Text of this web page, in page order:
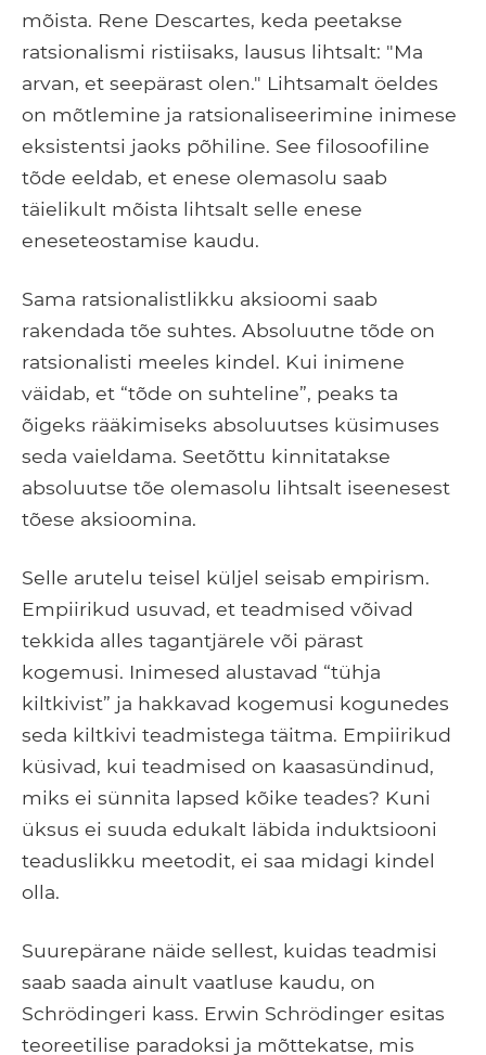
mõista. Rene Descartes, keda peetakse
ratsionalismi ristiisaks, lausus lihtsalt: "Ma
arvan, et seepärast olen." Lihtsamalt öeldes
on mõtlemine ja ratsionaliseerimine inimese
eksistentsi jaoks põhiline. See filosoofiline
tõde eeldab, et enese olemasolu saab
täielikult mõista lihtsalt selle enese
eneseteostamise kaudu.
Sama ratsionalistlikku aksioomi saab
rakendada tõe suhtes. Absoluutne tõde on
ratsionalisti meeles kindel. Kui inimene
väidab, et “tõde on suhteline”, peaks ta
õigeks rääkimiseks absoluutses küsimuses
seda vaieldama. Seetõttu kinnitatakse
absoluutse tõe olemasolu lihtsalt iseenesest
tõese aksioomina.
Selle arutelu teisel küljel seisab empirism.
Empiirikud usuvad, et teadmised võivad
tekkida alles tagantjärele või pärast
kogemusi. Inimesed alustavad “tühja
kiltkivist” ja hakkavad kogemusi kogunedes
seda kiltkivi teadmistega täitma. Empiirikud
küsivad, kui teadmised on kaasasündinud,
miks ei sünnita lapsed kõike teades? Kuni
üksus ei suuda edukalt läbida induktsiooni
teaduslikku meetodit, ei saa midagi kindel
olla.
Suurepärane näide sellest, kuidas teadmisi
saab saada ainult vaatluse kaudu, on
Schrödingeri kass. Erwin Schrödinger esitas
teoreetilise paradoksi ja mõttekatse, mis